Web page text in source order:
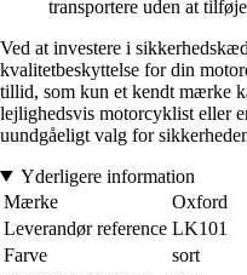
transportere uden at
Ved at investere i
kvalitetbeskyttelse for din
tillid, som kun et kendt mærke
lejlighedsvis motorcyklist eller
uundgåeligt valg for
Yderligere information
Mærke
Oxford
Leverandør reference LK101
Farve
sort